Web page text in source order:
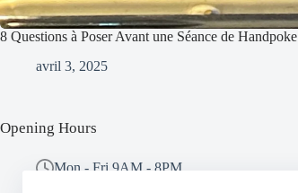
8 Questions à Poser Avant une Séance de Handpoke
avril 3, 2025
Opening Hours
Mon - Fri 9AM - 8PM